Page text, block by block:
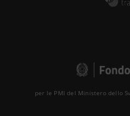
per le PMI del Ministero dello